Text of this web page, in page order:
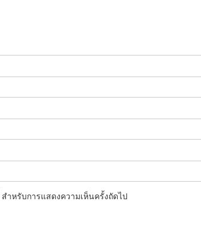
ำหรับการแสดงความเห็นครั้งถัดไป